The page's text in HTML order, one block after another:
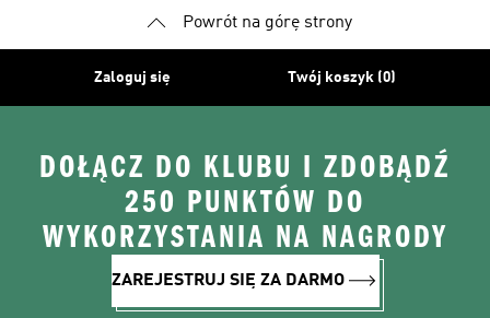
Powrót na górę strony
Zaloguj się Twój koszyk (0)
DOŁĄCZ DO KLUBU I ZDOBĄDŹ
250 PUNKTÓW DO
WYKORZYSTANIA NA NAGRODY
ZAREJESTRUJ SIĘ ZA DARMO